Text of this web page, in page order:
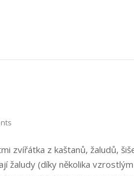
zvířátka z kaštanů, žaludů,
žaludy (díky několika